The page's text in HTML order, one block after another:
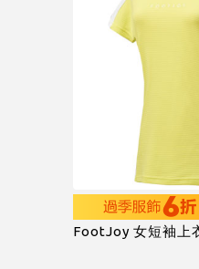
FootJoy 女短袖上